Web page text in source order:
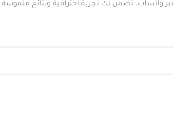
تضمن لك تجربة احترافية ونتائج ملموسة.